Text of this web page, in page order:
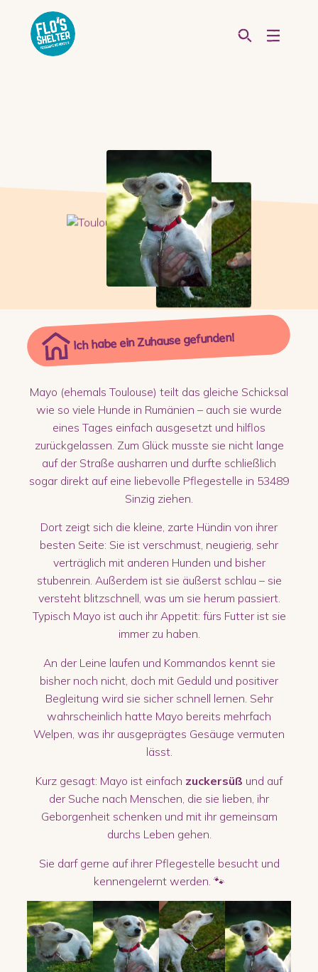
Ich habe ein Zuhause gefunden!
Mayo (ehemals Toulouse) teilt das gleiche Schicksal
wie so viele Hunde in Rumänien – auch sie wurde
eines Tages einfach ausgesetzt und hilflos
zurückgelassen. Zum Glück musste sie nicht lange
auf der Straße ausharren und durfte schließlich
sogar direkt auf eine liebevolle Pflegestelle in 53489
Sinzig ziehen.
Dort zeigt sich die kleine, zarte Hündin von ihrer
besten Seite: Sie ist verschmust, neugierig, sehr
verträglich mit anderen Hunden und bisher
stubenrein. Außerdem ist sie äußerst schlau – sie
versteht blitzschnell, was um sie herum passiert.
Typisch Mayo ist auch ihr Appetit: fürs Futter ist sie
immer zu haben.
An der Leine laufen und Kommandos kennt sie
bisher noch nicht, doch mit Geduld und positiver
Begleitung wird sie sicher schnell lernen. Sehr
wahrscheinlich hatte Mayo bereits mehrfach
Welpen, was ihr ausgeprägtes Gesäuge vermuten
lässt.
Kurz gesagt: Mayo ist einfach zuckersüß und auf
der Suche nach Menschen, die sie lieben, ihr
Geborgenheit schenken und mit ihr gemeinsam
durchs Leben gehen.
Sie darf gerne auf ihrer Pflegestelle besucht und
kennengelernt werden. 🐾